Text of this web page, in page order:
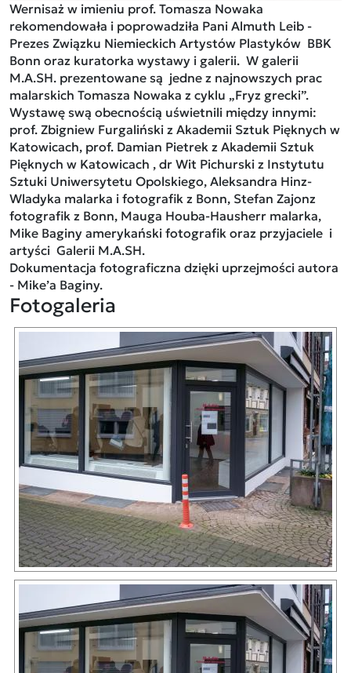
Wernisaż w imieniu prof. Tomasza Nowaka
rekomendowała i poprowadziła Pani Almuth Leib -
Prezes Związku Niemieckich Artystów Plastyków BBK
Bonn oraz kuratorka wystawy i galerii. W galerii
M.A.SH. prezentowane są jedne z najnowszych prac
malarskich Tomasza Nowaka z cyklu „Fryz grecki”.
Wystawę swą obecnością uświetnili między innymi:
prof. Zbigniew Furgaliński z Akademii Sztuk Pięknych w
Katowicach, prof. Damian Pietrek z Akademii Sztuk
Pięknych w Katowicach , dr Wit Pichurski z Instytutu
Sztuki Uniwersytetu Opolskiego, Aleksandra Hinz-
Wladyka malarka i fotografik z Bonn, Stefan Zajonz
fotografik z Bonn, Mauga Houba-Hausherr malarka,
Mike Baginy amerykański fotografik oraz przyjaciele i
artyści Galerii M.A.SH.
Dokumentacja fotograficzna dzięki uprzejmości autora
- Mike’a Baginy.
Fotogaleria